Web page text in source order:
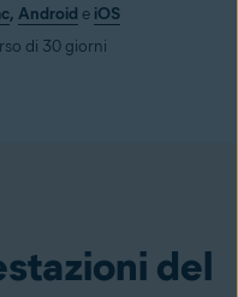
, Android e iOS
di 30 giorni
del